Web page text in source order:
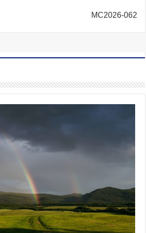
MC2026-062